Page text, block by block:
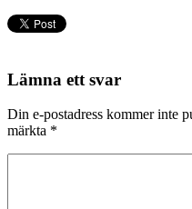
Lämna ett svar
Din e-postadress kommer inte
märkta *